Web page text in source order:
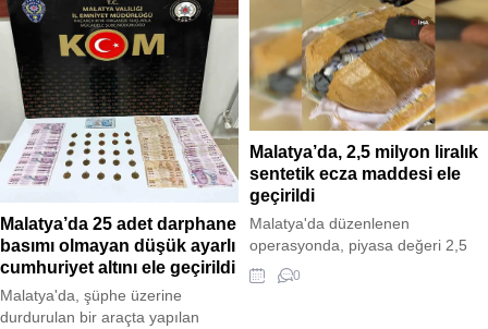
ila 70 liradan alıcı buluyor. 3K Kale
Kadın Girişimi Üretim ve İşletme
Kooperatifi tarafından üretimi
yapılan çilekler, şeffaf plastik
paketlerde 70 TL'den satışa
sunuluyor. Kooperatif üyeleri,
ürettikleri çileklerle ilçe ve aile
ekonomisine destek sağlıyor.
çarpıştı. Kazada H.İ. yaralandı ve
hastaneye kaldırıldı. Kazayla ilgili
inceleme başlatıldı.
Malatya’da 25 adet darphane
basımı olmayan düşük ayarlı
cumhuriyet altını ele geçirildi
Malatya'da, şüphe üzerine
durdurulan bir araçta yapılan
Malatya’da, 2,5 milyon liralık
sentetik ecza maddesi ele
geçirildi
Malatya'da düzenlenen
operasyonda, piyasa değeri 2,5
milyon lira olan 28 bin 177 adet
sentetik ecza maddesi ele
0